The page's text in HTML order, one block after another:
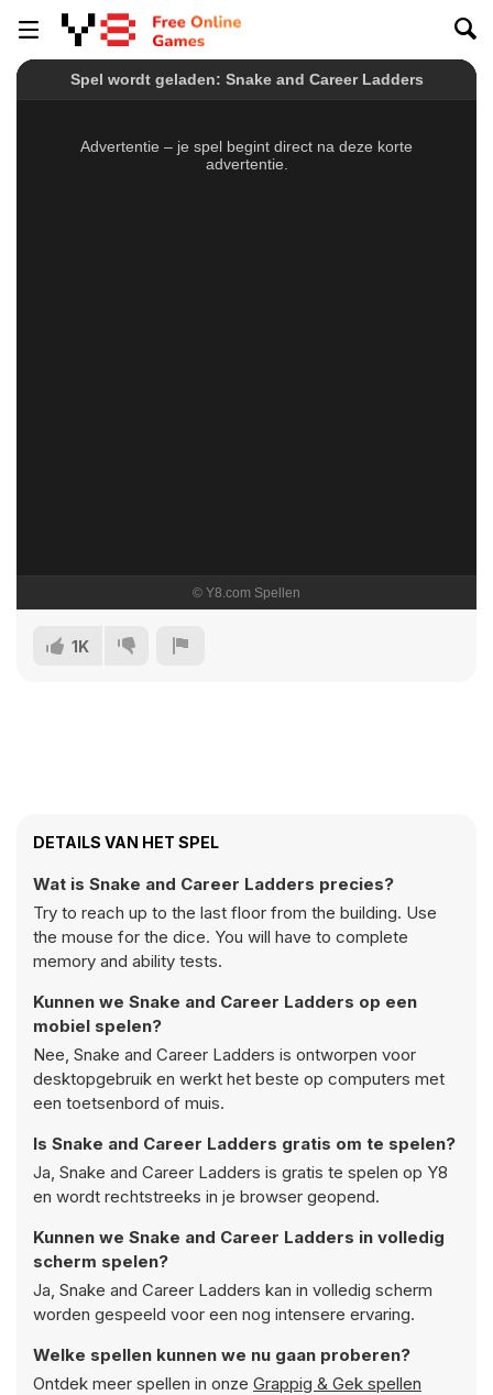
1K
DETAILS VAN HET SPEL
Wat is Snake and Career Ladders precies?
Try to reach up to the last floor from the building. Use
the mouse for the dice. You will have to complete
memory and ability tests.
Kunnen we Snake and Career Ladders op een
mobiel spelen?
Nee, Snake and Career Ladders is ontworpen voor
desktopgebruik en werkt het beste op computers met
een toetsenbord of muis.
Is Snake and Career Ladders gratis om te spelen?
Ja, Snake and Career Ladders is gratis te spelen op Y8
en wordt rechtstreeks in je browser geopend.
Kunnen we Snake and Career Ladders in volledig
scherm spelen?
Ja, Snake and Career Ladders kan in volledig scherm
worden gespeeld voor een nog intensere ervaring.
Welke spellen kunnen we nu gaan proberen?
Ontdek meer spellen in onze Grappig & Gek spellen